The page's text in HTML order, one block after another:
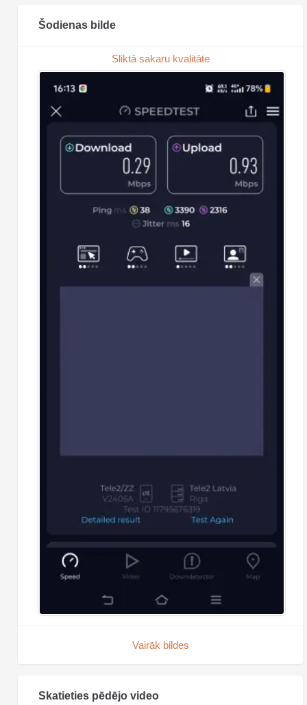
Šodienas bilde
Sliktā sakaru kvalitāte
Vairāk bildes
Skatieties pēdējo video